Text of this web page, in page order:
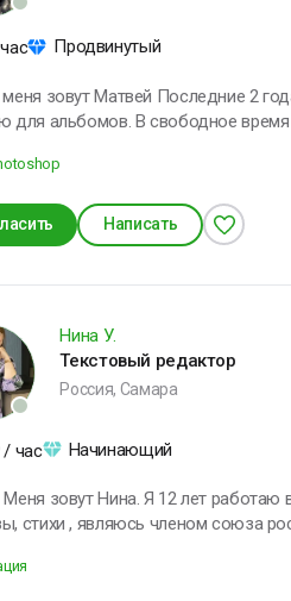
Продвинутый
2 года я работал фото редактором Мои ключевые навыки: это логотипы
время люблю проводить время с семьёй. Веду здоровый образ жизни,
Написать
Нина У.
Текстовый редактор
Россия, Самара
/ час Начинающий
зовут Нина. Я 12 лет работаю в школе
стихи , являюсь членом союза